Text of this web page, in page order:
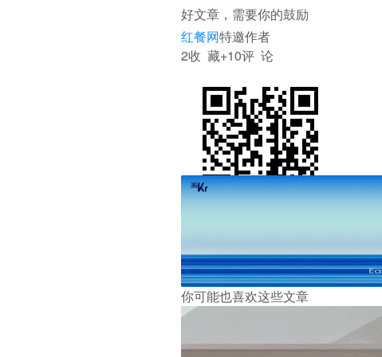
好文章，需要你的鼓励
红餐网特邀作者
2收 藏+10评 论
打开
举报
参与评论
评论千万条，友善第一条
登录后参与讨论
提交评论0/1000
你可能也喜欢这些文章